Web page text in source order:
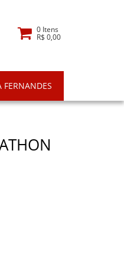
0Itens
R$ 0,00
FERNANDES